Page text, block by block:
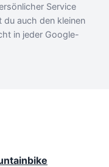
Service
auch den kleinen
in jeder Google-